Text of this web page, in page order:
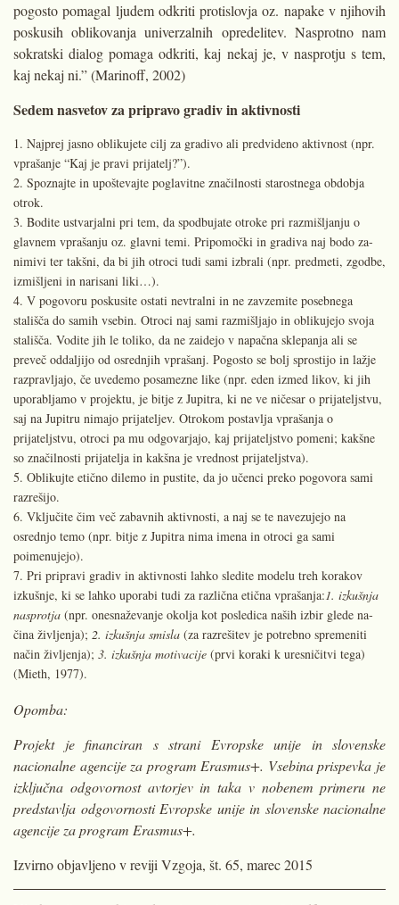
pogosto pomagal ljudem odkriti protislovja oz. napake v njihovih
poskusih oblikovanja univerzalnih opredelitev. Nasprotno nam
sokratski dialog pomaga odkriti, kaj nekaj je, v nasprotju s tem,
kaj nekaj ni.” (Marinoff, 2002)
Sedem nasvetov za pripravo gradiv in aktivnosti
Najprej jasno oblikujete cilj za gra­divo ali predvideno aktivnost (npr.
vprašanje “Kaj je pravi prijatelj?”).
Spoznajte in upoštevajte poglavi­tne značilnosti starostnega obdobja
otrok.
Bodite ustvarjalni pri tem, da spod­bujate otroke pri razmišljanju o
glavnem vprašanju oz. glavni temi. Pripomočki in gradiva naj bodo za­
nimivi ter takšni, da bi jih otroci tudi sami izbrali (npr. predmeti, zgodbe,
izmišljeni in narisani liki…).
V pogovoru poskusite ostati nev­tralni in ne zavzemite posebnega
stališča do samih vsebin. Otroci naj sami razmišljajo in oblikujejo svoja
stališča. Vodite jih le toliko, da ne zaidejo v napačna sklepanja ali se
preveč oddaljijo od osrednjih vprašanj. Pogosto se bolj sprostijo in lažje
razpravljajo, če uvedemo posamezne like (npr. eden izmed likov, ki jih
uporabljamo v projektu, je bitje z Jupitra, ki ne ve ničesar o prijateljstvu,
saj na Jupitru nimajo prijateljev. Otrokom postavlja vpra­šanja o
prijateljstvu, otroci pa mu odgovarjajo, kaj prijateljstvo pome­ni; kakšne
so značilnosti prijatelja in kakšna je vrednost prijateljstva).
Oblikujte etično dilemo in pustite, da jo učenci preko pogovora sami
razrešijo.
Vključite čim več zabavnih aktivno­sti, a naj se te navezujejo na
osrednjo temo (npr. bitje z Jupitra nima ime­na in otroci ga sami
poimenujejo).
Pri pripravi gradiv in aktivnosti lahko sledite modelu treh korakov
izkušnje, ki se lahko uporabi tudi za različna etična vprašanja:1. izkušnja
nasprotja (npr. onesnaževanje okolja kot posledica naših izbir glede na­
čina življenja); 2. izkušnja smisla (za razrešitev je potrebno spremeniti
način življenja); 3. izkušnja motiva­cije (prvi koraki k uresničitvi tega)
(Mieth, 1977).
Opomba:
Projekt je financiran s strani Evropske unije in slovenske
nacionalne agencije za program Erasmus+. Vsebina prispevka je
izključna odgovornost avtorjev in taka v nobenem primeru ne
predstavlja odgovor­nosti Evropske unije in slovenske nacional­ne
agencije za program Erasmus+.
Izvirno objavljeno v reviji Vzgoja, št. 65, marec 2015